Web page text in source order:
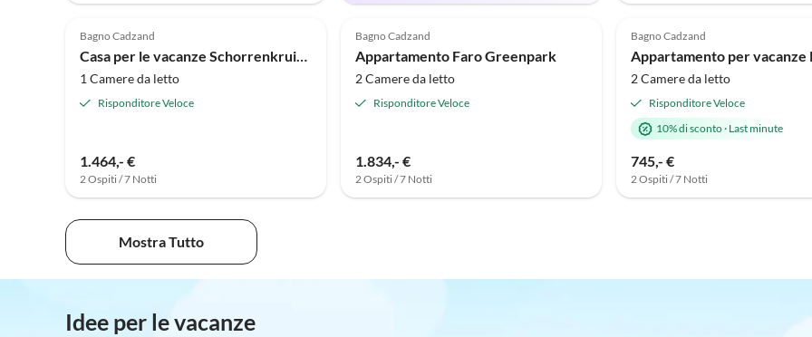
Bagno Cadzand
Casa per le vacanze Schorrenkruid 08
1 Camere da letto
Risponditore Veloce
1.464,- €
2 Ospiti / 7 Notti
Bagno Cadzand
Appartamento Faro Greenpark
2 Camere da letto
Risponditore Veloce
1.834,- €
2 Ospiti / 7 Notti
Bagno Cadzand
2 Camere da letto
Risponditore Veloce
10% di sconto· Last minute
745,- €
2 Ospiti / 7 Notti
Mostra Tutto
Idee per le vacanze